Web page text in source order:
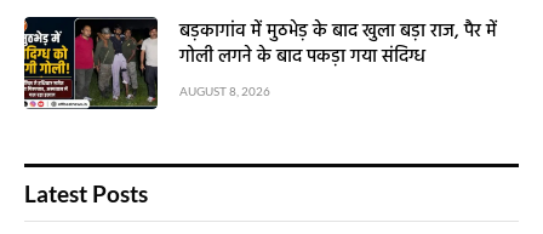
बड़कागांव में मुठभेड़ के बाद खुला बड़ा राज, पैर में
गोली लगने के बाद पकड़ा गया संदिग्ध
AUGUST 8, 2026
Latest Posts